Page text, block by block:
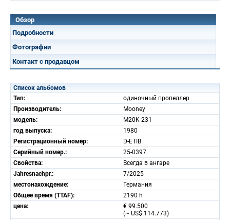
Обзор
Подробности
Фотографии
Контакт с продавцом
Список альбомов
Тип:
одиночный пропеллер
Производитель:
Mooney
модель:
M20K 231
год выпуска:
1980
Регистрационный номер:
D-ETIB
Серийный номер.:
25-0397
Свойства:
Всегда в ангаре
Jahresnachpr.:
7/2025
местонахождение:
Германия
Общее время (TTAF):
2190 h
цена:
€ 99.500
(~ US$ 114.773)